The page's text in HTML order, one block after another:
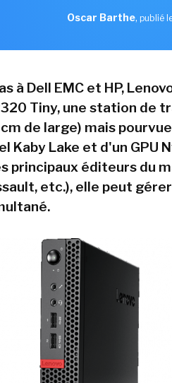
Oscar Barthe, publié
à Dell EMC et HP,
Tiny, une station de
de large) mais
Kaby Lake et d'un GPU
principaux éditeurs du
etc.), elle peut